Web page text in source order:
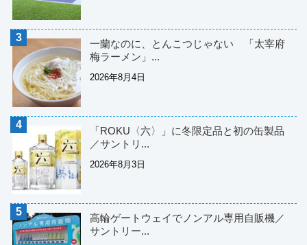
一蘭なのに、とんこつじゃない 「太宰府
梅ラーメン」...
2026年8月4日
「ROKU〈六〉」に冬限定品と初の缶製品
／サントリ...
2026年8月3日
高輪ゲートウェイでノンアル専用自販機／
サントリー...